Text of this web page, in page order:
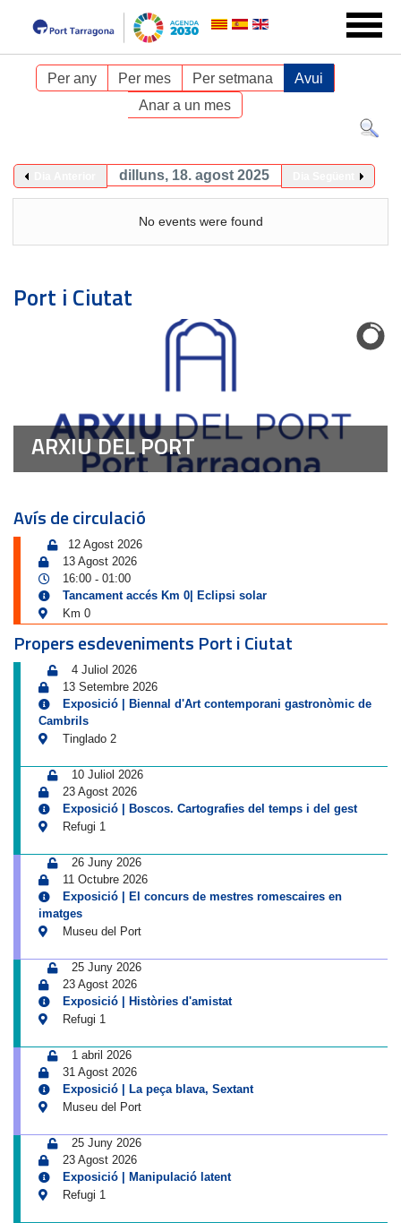
Per any Per mes Per setmana
Avui
Anar a un mes
dilluns, 18. agost 2025
No events were found
Port i Ciutat
ARXIU DEL PORT
Avís de circulació
12 Agost 2026
13 Agost 2026
16:00 - 01:00
Tancament accés Km 0| Eclipsi solar
Km 0
Propers esdeveniments Port i Ciutat
4 Juliol 2026
13 Setembre 2026
Exposició | Biennal d'Art contemporani gastronòmic de
Cambrils
Tinglado 2
10 Juliol 2026
23 Agost 2026
Exposició | Boscos. Cartografies del temps i del gest
Refugi 1
26 Juny 2026
11 Octubre 2026
Exposició | El concurs de mestres romescaires en
imatges
Museu del Port
25 Juny 2026
23 Agost 2026
Exposició | Històries d'amistat
Refugi 1
1 abril 2026
31 Agost 2026
Exposició | La peça blava, Sextant
Museu del Port
25 Juny 2026
23 Agost 2026
Exposició | Manipulació latent
Refugi 1